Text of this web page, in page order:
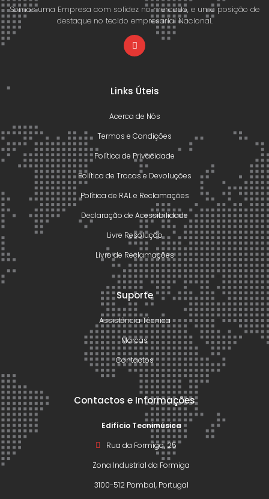
Somos uma Empresa com solidez no mercado, e uma posição de
destaque no tecido empresarial Nacional.
Links Úteis
Acerca de Nós
Termos e Condições
Política de Privacidade
Política de Trocas e Devoluções
Política de RAL e Reclamações
Declaração de Acessibilidade
Livre Resolução
Livro de Reclamações
Suporte
Assistência Técnica
Marcas
Contactos
Contactos e Informações
Edifício Tecnimúsica
Rua da Formiga, 25
Zona Industrial da Formiga
3100-512 Pombal, Portugal